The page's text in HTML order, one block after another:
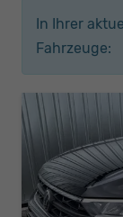
In Ihrer
Fahrzeuge: